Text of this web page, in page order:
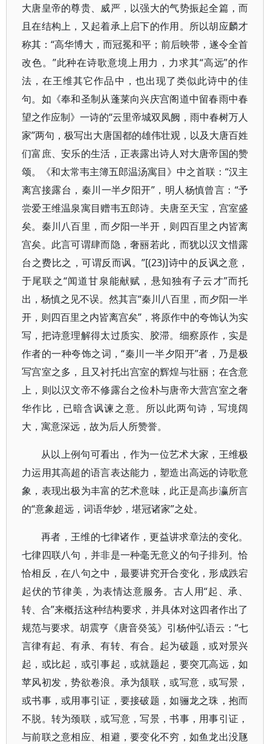
大唐皇帝的尊贵、威严，以强大的气势振起全篇，而
且在结构上，又起着承上启下的作用。所以胡应麟才
称其：“高华博大，而冠冕和平；前后映带，遂令全首
改色。”此种在诗歌意境上用力，力求其“高远”的作
法，在王维其它作品中，也出现了类似此诗中的佳
句。如《奉和圣制从蓬莱向兴庆宫阁道中留春雨中春
望之作应制》一诗的“云里帝城双凤阙，雨中春树万人
家”两句，极写出大唐国都的雄伟壮观，以及大唐百姓
们富庶、安乐的生活，正表露出诗人对大唐帝国的赞
颂。《和太常韦主簿五郎温汤寓目》中之首联：“汉主
离宫接露台，秦川一半夕阳开”，明人杨慎曾言：“予
尝爱王维温泉寓目赠韦五郎诗。夫唐至天宝，宫室盛
矣。秦川八百里，而夕阳一半开，则四百里之内皆离
宫矣。此言可谓肆而隐，奢丽若此，而犹以汉文惜露
台之费比之，可谓反而讽。”[(23)]诗中的反讽之意，
于尾联之“闻道甘泉能献赋，悬知独有子云才”而托
出，杨慎之见不误。然其言“秦川八百里，而夕阳一半
开，则四百里之内皆离宫矣”，将原作中的夸饰认为实
写，把诗意理解得太过质实、胶滞。细察原作，实是
作者的一种夸饰之词，“秦川一半夕阳开”者，乃是极
写宫室之多，且又衬托出宫室的辉煌与壮丽；在含意
上，则以汉文帝不修露台之俭朴与唐帝大营宫室之奢
华作比，已暗含讽谏之意。所以此两句诗，写境阔
大，寓意深远，故为后人所赞誉。
从以上例句可看出，作为一位艺术大家，王维极
力运用其高超的语言表达能力，塑造出高远的诗歌意
象，表现出极为丰富的艺术意味，此正是高步瀛所言
的“意象超远，词语华妙，堪冠诸家”之处。
再者，王维的七律诸作，更益讲求章法的变化。
七律四联八句，并非是一种毫无意义的句子排列。恰
恰相反，在八句之中，最要讲究开合变化，形成跌宕
起伏的节律美，为表情达意服务。古人用“起、承、
转、合”来概括这种结构要求，并具体对这四者作出了
规范与要求。胡震亨《唐音癸笺》引杨仲弘语云：“七
言律有起、有承、有转、有合。起为破题，或对景兴
起，或比起，或引事起，或就题起，要突兀高远，如
苹风初发，势欲卷浪。承为颔联，或写意，或写景，
或书事，或用事引证，要接破题，如骊龙之珠，抱而
不脱。转为颈联，或写意，写景，书事，用事引证，
与前联之意相应、相避，要变化不穷，如鱼龙出没豗